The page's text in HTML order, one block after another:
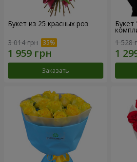
Букет из 25 красных роз
3 014 грн
Заказать
1 528